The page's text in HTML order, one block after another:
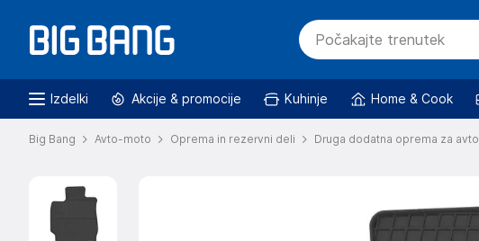
Izdelki Akcije & promocije Kuhinje Home & Cook
Big Bang Avto-moto Oprema in rezervni deli Druga dodatna oprema za avto